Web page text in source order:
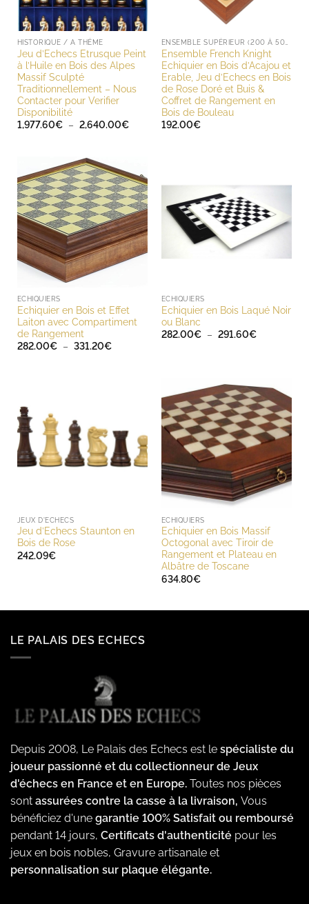
HISTORIQUE / A THÈME
Jeu d’Echecs Etrusque Peint
à l’Huile en Bois des Alpes
Massif Sculpté
Traditionnellement – Nous
Contacter pour Verifier
Disponibilité
1,977.60€ – 2,640.00€Plage
2,640.00€
Ensemble French Knight
Echiquier en Bois d’Acajou et
Erable, Jeu d’Echecs en Bois
de Rose Doré et Buis &
Coffret de Rangement en
Bois de Bouleau
192.00€
ECHIQUIERS
Echiquier en Bois et Effet
Laiton avec Compartiment
de Rangement
282.00€ – 331.20€Plage
ECHIQUIERS
Echiquier en Bois Laqué Noir
ou Blanc
282.00€ – 291.60€Plage
JEUX D'ECHECS
Jeu d’Echecs Staunton en
Bois de Rose
242.09€
ECHIQUIERS
Echiquier en Bois Massif
Octogonal avec Tiroir de
Rangement et Plateau en
Albâtre de Toscane
634.80€
LE PALAIS DES ECHECS
Depuis 2008, Le Palais des Echecs est le spécialiste du
joueur passionné et du collectionneur de Jeux
d'échecs en France et en Europe. Toutes nos pièces
sont assurées contre la casse à la livraison, Vous
bénéficiez d'une garantie 100% Satisfait ou remboursé
pendant 14 jours, Certificats d'authenticité pour les
jeux en bois nobles, Gravure artisanale et
personnalisation sur plaque élégante.